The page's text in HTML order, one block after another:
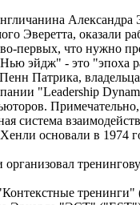
Эверетта, оказали
первых, что нужно
эйдж" - это "эпоха
Патрика,
"Leadership
система
основали в 1974
тренинги"